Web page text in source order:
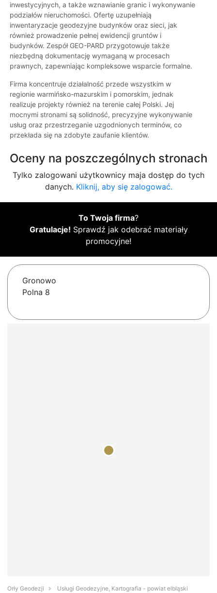
inwestycyjnych, a także wznawianie granic i wykonywanie
podziałów nieruchomości. Ofertę uzupełniają
inwentaryzacje geodezyjne budynków oraz sieci, jak
również prowadzenie pełnej ewidencji gruntów i
budynków. Zespół GEO-PARD przygotowuje także
niezbędną dokumentację wymaganą w procesach
prawnych, zapewniając kompleksowe wsparcie formalne.
Firma koncentruje działalność przede wszystkim w
regionie warmińsko-mazurskim i pomorskim, jednak
realizuje projekty również na terenie całej Polski. Jej
mocnymi stronami są solidność, precyzyjne wykonywanie
usług oraz przestrzeganie uzgodnionych terminów, co
przekłada się na zdobyte zaufanie klientów.
Oceny na poszczególnych stronach
Tylko zalogowani użytkownicy maja dostęp do tych
danych. Kliknij, aby się zalogować.
To Twoja firma?
Gratulacje! Sprawdź jak odebrać materiały
promocyjne!
Gronowo
Polna 8
Orły Geodezji
Usługi Geodezyjne, Kartografia - powiat elbląski